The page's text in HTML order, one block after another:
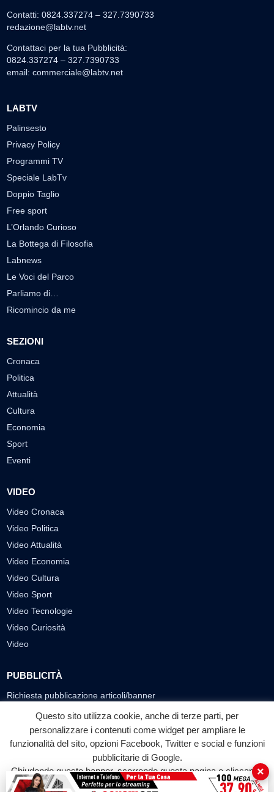
Contatti: 0824.337274 – 327.7390733
redazione@labtv.net
Contattaci per la tua Pubblicità:
0824.337274 – 327.7390733
email: commerciale@labtv.net
LABTV
Palinsesto
Privacy Policy
Programmi TV
Speciale LabTv
Doppio Taglio
Free sport
L’Orlando Curioso
La Bottega di Filosofia
Labnews
Le Voci del Parco
Parliamo di…
Ricomincio da me
SEZIONI
Cronaca
Politica
Attualità
Cultura
Economia
Sport
Eventi
VIDEO
Video Cronaca
Video Politica
Video Attualità
Video Economia
Video Cultura
Video Sport
Video Tecnologie
Video Curiosità
Video
PUBBLICITÀ
Richiesta pubblicazione articoli/banner
SEGUICI SUI SOCIAL
f
Facebook
◎ ▶
YouTube
Questo sito utilizza cookie, anche di terze parti, per
personalizzare i contenuti come widget per ampliare le
funzionalità del sito, opzioni Facebook, Twitter e social e funzioni
pubblicitarie di Google.
Chiudendo questo banner, scorrendo questa pagina o cliccando
su qualunque suo elemento acconsenti all'uso dei cookie.
×